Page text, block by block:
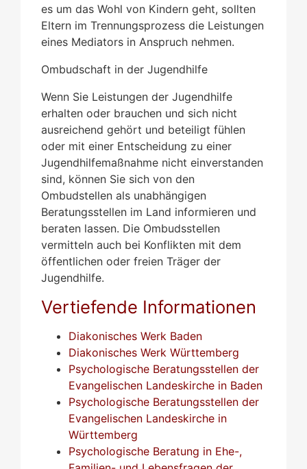
es um das Wohl von Kindern geht, sollten
Eltern im Trennungsprozess die Leistungen
eines Mediators in Anspruch nehmen.
Ombudschaft in der Jugendhilfe
Wenn Sie Leistungen der Jugendhilfe
erhalten oder brauchen und sich nicht
ausreichend gehört und beteiligt fühlen
oder mit einer Entscheidung zu einer
Jugendhilfemaßnahme nicht einverstanden
sind, können Sie sich von den
Ombudstellen als unabhängigen
Beratungsstellen im Land informieren und
beraten lassen. Die Ombudsstellen
vermitteln auch bei Konflikten mit dem
öffentlichen oder freien Träger der
Jugendhilfe.
Vertiefende Informationen
Diakonisches Werk Baden
Diakonisches Werk Württemberg
Psychologische Beratungsstellen der
Evangelischen Landeskirche in Baden
Psychologische Beratungsstellen der
Evangelischen Landeskirche in
Württemberg
Psychologische Beratung in Ehe-,